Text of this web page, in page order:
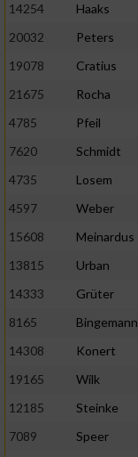
14254
Haaks
20032
Peters
19078
Cratius
21675
Rocha
4785
Pfeil
7620
Schmidt
4735
Losem
4597
Weber
15608
Meinardus
13815
Urban
14333
Grüter
8165
Bingemann
14308
Konert
19165
Wilk
12185
Steinke
7089
Speer